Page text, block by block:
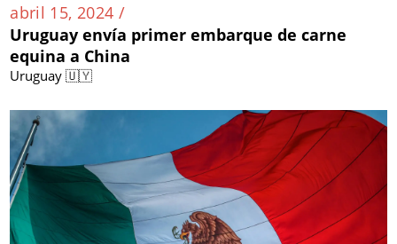
abril 15, 2024 /
Uruguay envía primer embarque de carne
equina a China
Uruguay 🇺🇾